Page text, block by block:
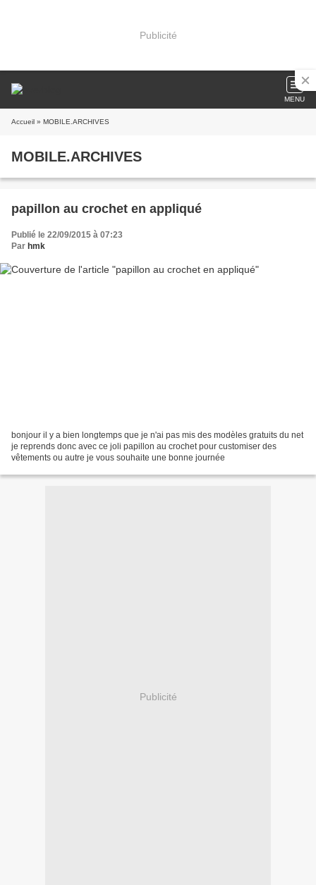
Publicité
MENU
Accueil » MOBILE.ARCHIVES
MOBILE.ARCHIVES
papillon au crochet en appliqué
Publié le 22/09/2015 à 07:23
Par hmk
bonjour il y a bien longtemps que je n'ai pas mis des modèles gratuits du net
je reprends donc avec ce joli papillon au crochet pour customiser des
vêtements ou autre je vous souhaite une bonne journée
Publicité